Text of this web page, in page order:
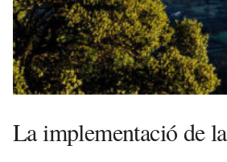
La implementació de